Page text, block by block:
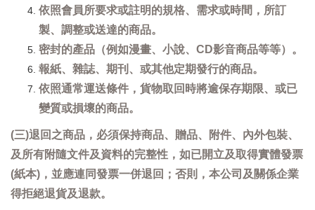
依照會員所要求或註明的規格、需求或時間，所訂
製、調整或送達的商品。
密封的產品（例如漫畫、小說、CD影音商品等等）。
報紙、雜誌、期刊、或其他定期發行的商品。
依照通常運送條件，貨物取回時將逾保存期限、或已
變質或損壞的商品。
(三)退回之商品，必須保持商品、贈品、附件、內外包裝、
及所有附隨文件及資料的完整性，如已開立及取得實體發票
(紙本)，並應連同發票一併退回；否則，本公司及關係企業
得拒絕退貨及退款。